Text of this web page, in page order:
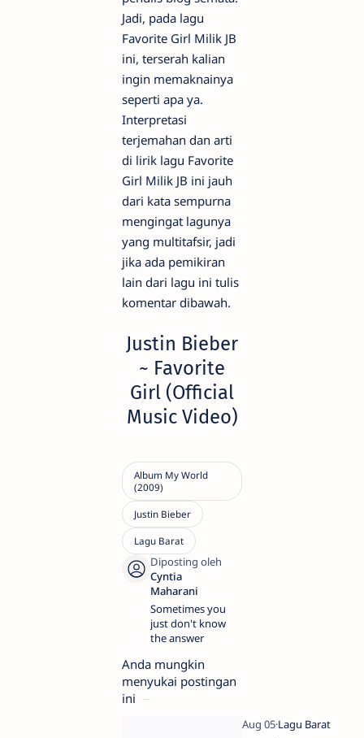
Jadi, pada lagu
Favorite Girl Milik JB
ini, terserah kalian
ingin memaknainya
seperti apa ya.
Interpretasi
terjemahan dan arti
di lirik lagu Favorite
Girl Milik JB ini jauh
dari kata sempurna
mengingat lagunya
yang multitafsir, jadi
jika ada pemikiran
lain dari lagu ini tulis
komentar dibawah.
Justin Bieber
~ Favorite
Girl (Official
Music Video)
Sometimes you
just don't know
the answer
Anda mungkin
menyukai postingan
ini